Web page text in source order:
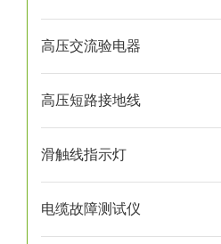
高压交流验电器
高压短路接地线
滑触线指示灯
电缆故障测试仪